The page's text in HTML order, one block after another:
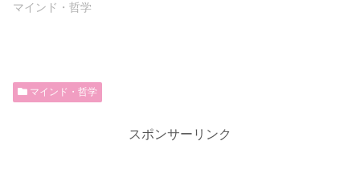
マインド・哲学
マインド・哲学
スポンサーリンク